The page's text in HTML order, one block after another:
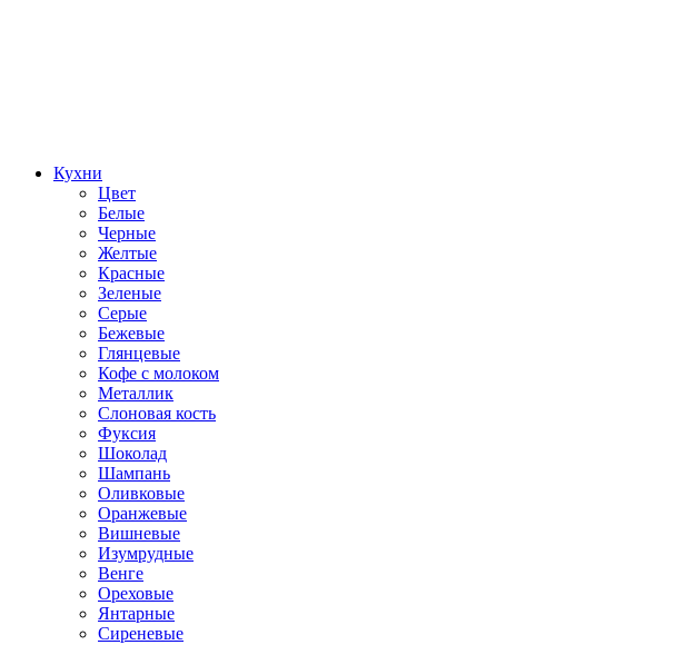
Кухни
Цвет
Белые
Черные
Желтые
Красные
Зеленые
Серые
Бежевые
Глянцевые
Кофе с молоком
Металлик
Слоновая кость
Фуксия
Шоколад
Шампань
Оливковые
Оранжевые
Вишневые
Изумрудные
Венге
Ореховые
Янтарные
Сиреневые